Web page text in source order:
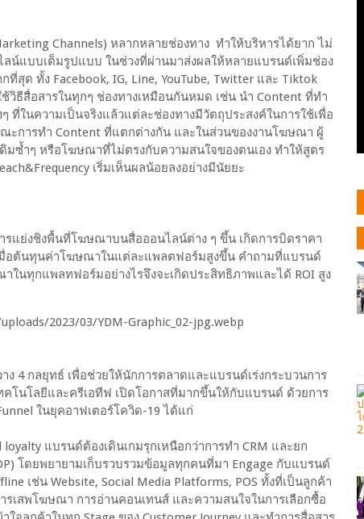
Channels) หลากหลายช่องทาง ทำให้บริหารได้ยาก ไม่
ลน์แบบเต็มรูปแบบ ในช่วงที่ผ่านมาส่งผลให้หลายแบรนด์เพิ่มช่อง
ที่สุด ทั้ง Facebook, IG, Line, YouTube, Twitter และ Tiktok
วิธีสื่อสารในทุกๆ ช่องทางเหมือนกันหมด เช่น นำ Content ที่ทำ
ที่ในความเป็นจริงแล้วแต่ละช่องทางมีวัตถุประสงค์ในการใช้เพื่อ
ะการทำ Content ที่แตกต่างกัน และในส่วนของงานโฆษณา ผู้
ซ้ำๆ หรือโฆษณาที่ไม่ตรงกับความสนใจของตนเอง ทำให้สูตร
เริ่มเห็นผลน้อยลงอย่างมีนัยยะ
รแย่งชิงพื้นที่โฆษณาบนสื่อออนไลน์ต่าง ๆ ขึ้น เกิดการบิดราคา
อต้นทุนค่าโฆษณาในแต่ละแพลตฟอร์มสูงขึ้น คำถามที่แบรนด์
ในทุกแพลทฟอร์มอย่างไรจึงจะเกิดประสิทธิภาพและได้ ROI สูง
ง 4 กลยุทธ์ เพื่อช่วยให้นักการตลาดและแบรนด์เร่งกระบวนการ
โนโลยีและครีเอทีฟ เปิดโอกาสที่มากขึ้นให้กับแบรนด์ ด้วยการ
ในยุคอาฟเตอร์โควิด-19 ได้แก่
loyalty แบรนด์ต้องเดินเกมรุกเหนือกว่าการทำ CRM และยก
โดยพยายามเก็บรวบรวมข้อมูลทุกคนที่มา Engage กับแบรนด์
เช่น Website, Social Media Platforms, POS ทั้งที่เป็นลูกค้า
เสพโฆษณา การอ่านคอนเทนส์ และความสนใจในการเลือกซื้อ